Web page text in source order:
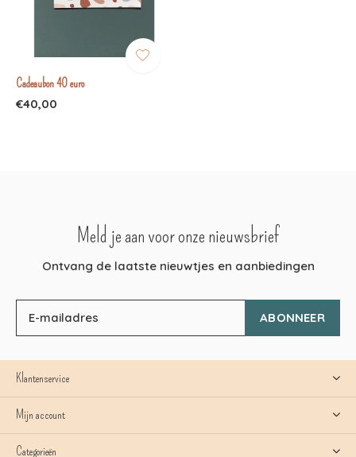
Cadeaubon 40 euro
€40,00
Meld je aan voor onze nieuwsbrief
Ontvang de laatste nieuwtjes en aanbiedingen
ABONNEER
Klantenservice
Mijn account
Categorieën